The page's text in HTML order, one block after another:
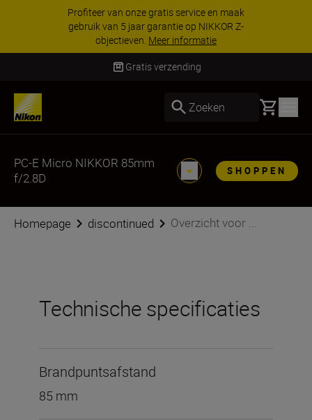
Profiteer van onze gratis service en maak
gebruik van 5 jaar garantie op NIKKOR Z-
objectieven. Meer informatie
Gratis verzending
Zoeken Basket
PC-E Micro NIKKOR 85mm
f/2.8D
SHOPPEN
Homepage discontinued Overzicht voor ...
Technische specificaties
Brandpuntsafstand
85 mm